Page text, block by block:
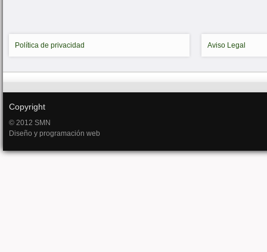
Política de privacidad Aviso Legal
Copyright
© 2012 SMN
Diseño y programación web